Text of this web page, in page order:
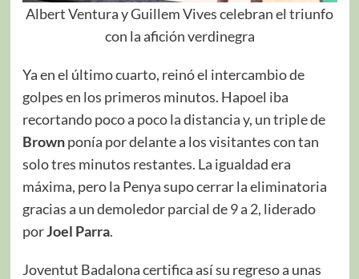
Albert Ventura y Guillem Vives celebran el triunfo
con la afición verdinegra
Ya en el último cuarto, reinó el intercambio de
golpes en los primeros minutos. Hapoel iba
recortando poco a poco la distancia y, un triple de
Brownponía por delante a los visitantes con tan
solo tres minutos restantes. La igualdad era
máxima, pero la Penya supo cerrar la eliminatoria
gracias a un demoledor parcial de 9 a 2, liderado
porJoel Parra.
Joventut Badalona certifica así su regreso a unas